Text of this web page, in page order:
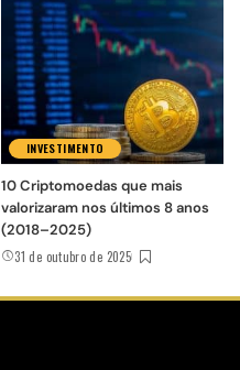
INVESTIMENTO
10 Criptomoedas que mais
valorizaram nos últimos 8 anos
(2018–2025)
31 de outubro de 2025